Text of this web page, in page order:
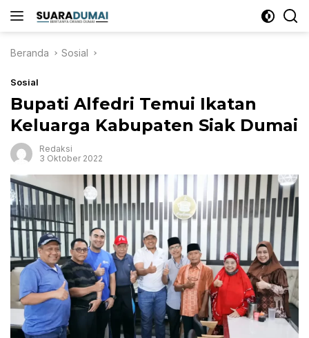
ke
Beranda
Sosial
Sosial
Bupati Alfedri Temui Ikatan
Keluarga Kabupaten Siak Dumai
Redaksi
3 Oktober 2022